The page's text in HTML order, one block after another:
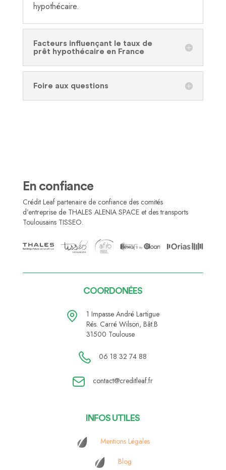
hypothécaire.
Facteurs influençant le taux de
prêt hypothécaire en France
Foire aux questions
En confiance
Crédit Leaf partenaire de confiance des comités
d’entreprise de THALES ALENIA SPACE et des transports
Toulousains TISSEO.
COORDONÉES
1 Impasse André Lartigue
Rés. Carré Wilson, Bât.B
31500 Toulouse
06 18 32 74 88
contact@creditleaf.fr
INFOS UTILES
Mentions Légales
Blog